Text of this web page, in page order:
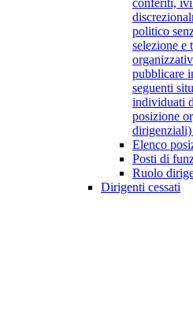
conferiti,
politico
selezione e
pubblicare
seguenti
individuati
posizione
dirigenziali)
Elenco
Posti di
Ruolo
Dirigenti cessati